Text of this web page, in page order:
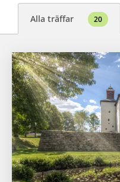
Alla träffar 20